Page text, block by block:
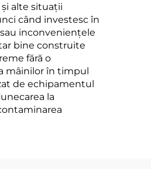
alte situații
când investesc în
inconveniențele
bine construite
fără o
mâinilor în timpul
de echipamentul
la